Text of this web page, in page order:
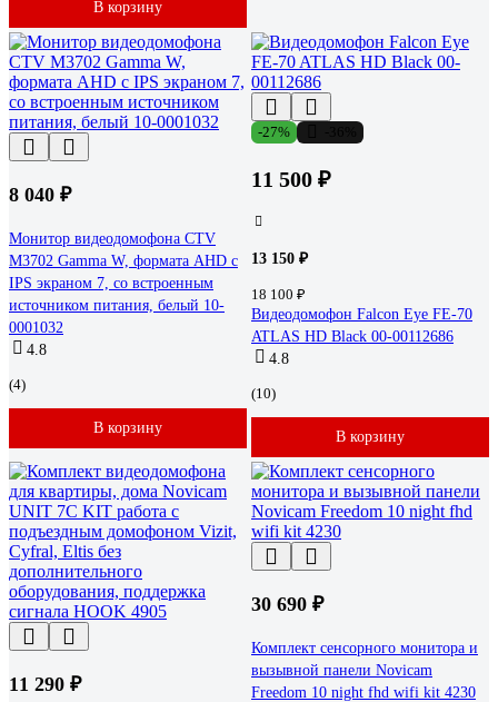
В корзину
8 040 ₽
Монитор видеодомофона CTV
M3702 Gamma W, формата AHD с
IPS экраном 7, со встроенным
источником питания, белый 10-
0001032
4.8
(4)
В корзину
-27%
11 500 ₽
13 150 ₽
18 100 ₽
Видеодомофон Falcon Eye FE-70
ATLAS HD Black 00-00112686
4.8
(10)
В корзину
11 290 ₽
30 690 ₽
Комплект сенсорного монитора и
вызывной панели Novicam
Freedom 10 night fhd wifi kit 4230